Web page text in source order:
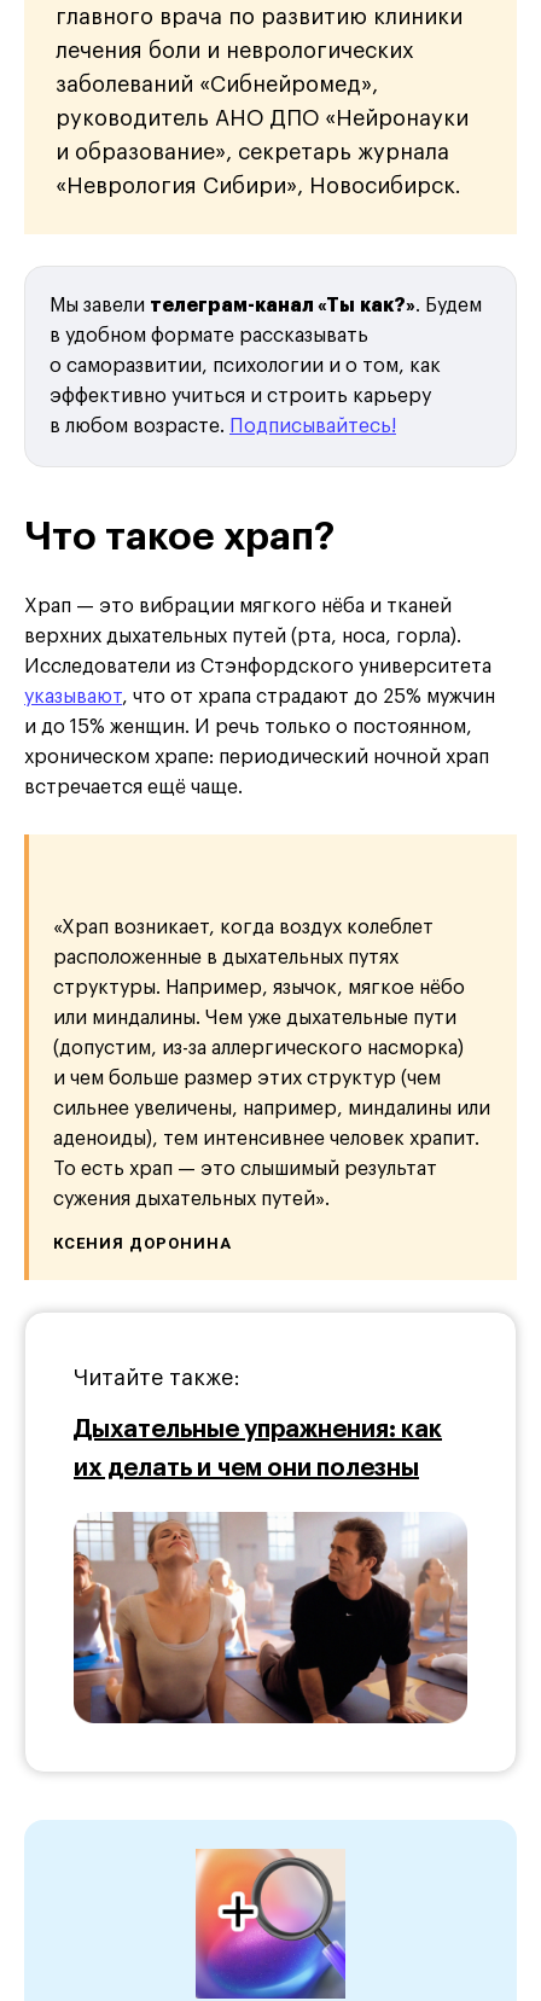
главного врача по развитию клиники
лечения боли и неврологических
заболеваний «Сибнейромед»,
руководитель АНО ДПО «Нейронауки
и образование», секретарь журнала
«Неврология Сибири», Новосибирск.
Мы завели телеграм-канал «Ты как?». Будем
в удобном формате рассказывать
о саморазвитии, психологии и о том, как
эффективно учиться и строить карьеру
в любом возрасте. Подписывайтесь!
Что такое храп?
Храп — это вибрации мягкого нёба и тканей
верхних дыхательных путей (рта, носа, горла).
Исследователи из Стэнфордского университета
указывают, что от храпа страдают до 25% мужчин
и до 15% женщин. И речь только о постоянном,
хроническом храпе: периодический ночной храп
встречается ещё чаще.
«Храп возникает, когда воздух колеблет
расположенные в дыхательных путях
структуры. Например, язычок, мягкое нёбо
или миндалины. Чем уже дыхательные пути
(допустим, из-за аллергического насморка)
и чем больше размер этих структур (чем
сильнее увеличены, например, миндалины или
аденоиды), тем интенсивнее человек храпит.
То есть храп — это слышимый результат
сужения дыхательных путей».
КСЕНИЯ ДОРОНИНА
Читайте также:
Дыхательные упражнения: как
их делать и чем они полезны